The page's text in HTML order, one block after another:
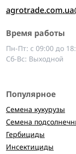
Время работы
Пн-Пт: с 09:00 до
Сб-Вс: Выходной
Популярное
Семена кукурузы
Семена
Гербициды
Инсектициды